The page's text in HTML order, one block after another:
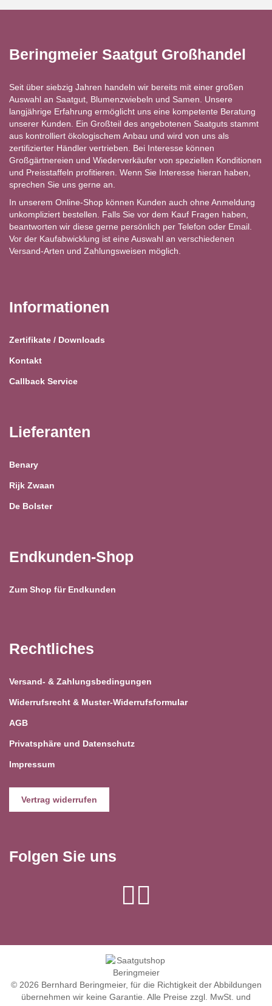
Beringmeier Saatgut Großhandel
Seit über siebzig Jahren handeln wir bereits mit einer großen
Auswahl an Saatgut, Blumenzwiebeln und Samen. Unsere
langjährige Erfahrung ermöglicht uns eine kompetente Beratung
unserer Kunden. Ein Großteil des angebotenen Saatguts stammt
aus kontrolliert ökologischem Anbau und wird von uns als
zertifizierter Händler vertrieben. Bei Interesse können
Großgärtnereien und Wiederverkäufer von speziellen Konditionen
und Preisstaffeln profitieren. Wenn Sie Interesse hieran haben,
sprechen Sie uns gerne an.
In unserem Online-Shop können Kunden auch ohne Anmeldung
unkompliziert bestellen. Falls Sie vor dem Kauf Fragen haben,
beantworten wir diese gerne persönlich per Telefon oder Email.
Vor der Kaufabwicklung ist eine Auswahl an verschiedenen
Versand-Arten und Zahlungsweisen möglich.
Informationen
Zertifikate / Downloads
Kontakt
Callback Service
Lieferanten
Benary
Rijk Zwaan
De Bolster
Endkunden-Shop
Zum Shop für Endkunden
Rechtliches
Versand- & Zahlungsbedingungen
Widerrufsrecht & Muster-Widerrufsformular
AGB
Privatsphäre und Datenschutz
Impressum
Vertrag widerrufen
Folgen Sie uns
© 2026 Bernhard Beringmeier, für die Richtigkeit der Abbildungen
übernehmen wir keine Garantie. Alle Preise zzgl. MwSt. und